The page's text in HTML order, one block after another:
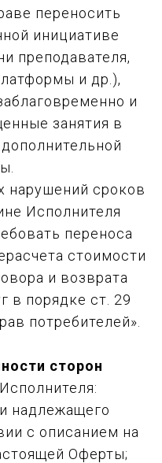
переносить
инициативе
преподавателя,
и др.),
и
занятия в
нарушений сроков
Исполнителя
переноса
стоимости
и возврата
в порядке ст. 29
потребителей».
сторон
надлежащего
с описанием на
Оферты;